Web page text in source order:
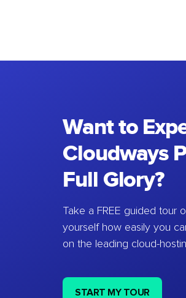
Want to
Cloudways
Full Glory?
Take a FREE guided tour
yourself how easily you
on the leading cloud-
START MY TOUR